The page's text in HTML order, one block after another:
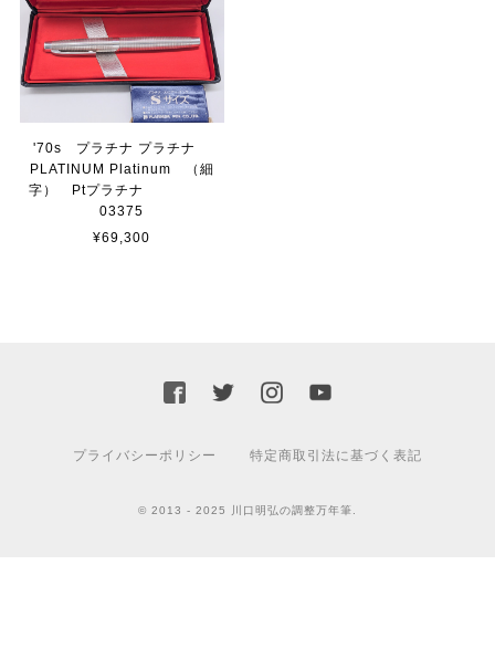
'70s プラチナ プラチナ
PLATINUM Platinum （細
字） Ptプラチナ
03375
¥69,300
プライバシーポリシー 特定商取引法に基づく表記
© 2013 - 2025 川口明弘の調整万年筆.